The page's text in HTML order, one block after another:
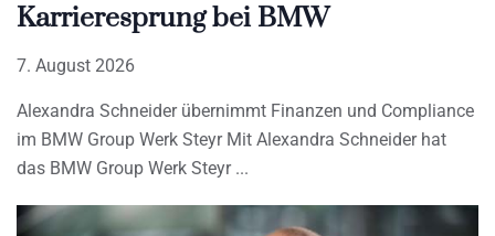
Karrieresprung bei BMW
7. August 2026
Alexandra Schneider übernimmt Finanzen und Compliance
im BMW Group Werk Steyr Mit Alexandra Schneider hat
das BMW Group Werk Steyr